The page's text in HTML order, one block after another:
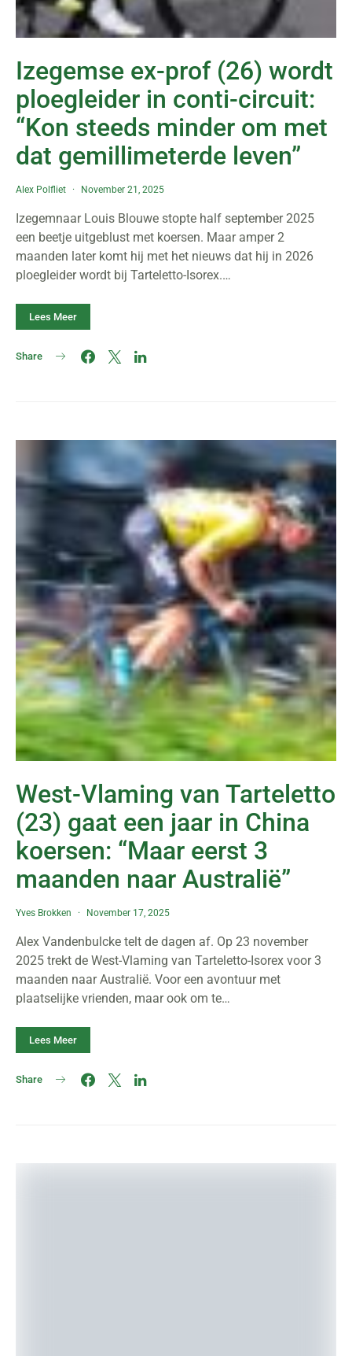
Izegemse ex-prof (26) wordt
ploegleider in conti-circuit:
“Kon steeds minder om met
dat gemillimeterde leven”
Alex Polfliet November 21, 2025
Izegemnaar Louis Blouwe stopte half september 2025
een beetje uitgeblust met koersen. Maar amper 2
maanden later komt hij met het nieuws dat hij in 2026
ploegleider wordt bij Tarteletto-Isorex.…
Lees Meer
Share
West-Vlaming van Tarteletto
(23) gaat een jaar in China
koersen: “Maar eerst 3
maanden naar Australië”
Yves Brokken November 17, 2025
Alex Vandenbulcke telt de dagen af. Op 23 november
2025 trekt de West-Vlaming van Tarteletto-Isorex voor 3
maanden naar Australië. Voor een avontuur met
plaatselijke vrienden, maar ook om te…
Lees Meer
Share